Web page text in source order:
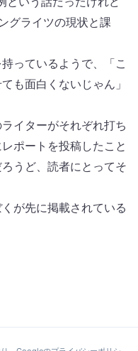
グライツの現状と課
っているようで、「こ
も面白くないじゃん」
イターがそれぞれ打ち
ポートを投稿したこと
うど、読者にとってそ
が先に掲載されている